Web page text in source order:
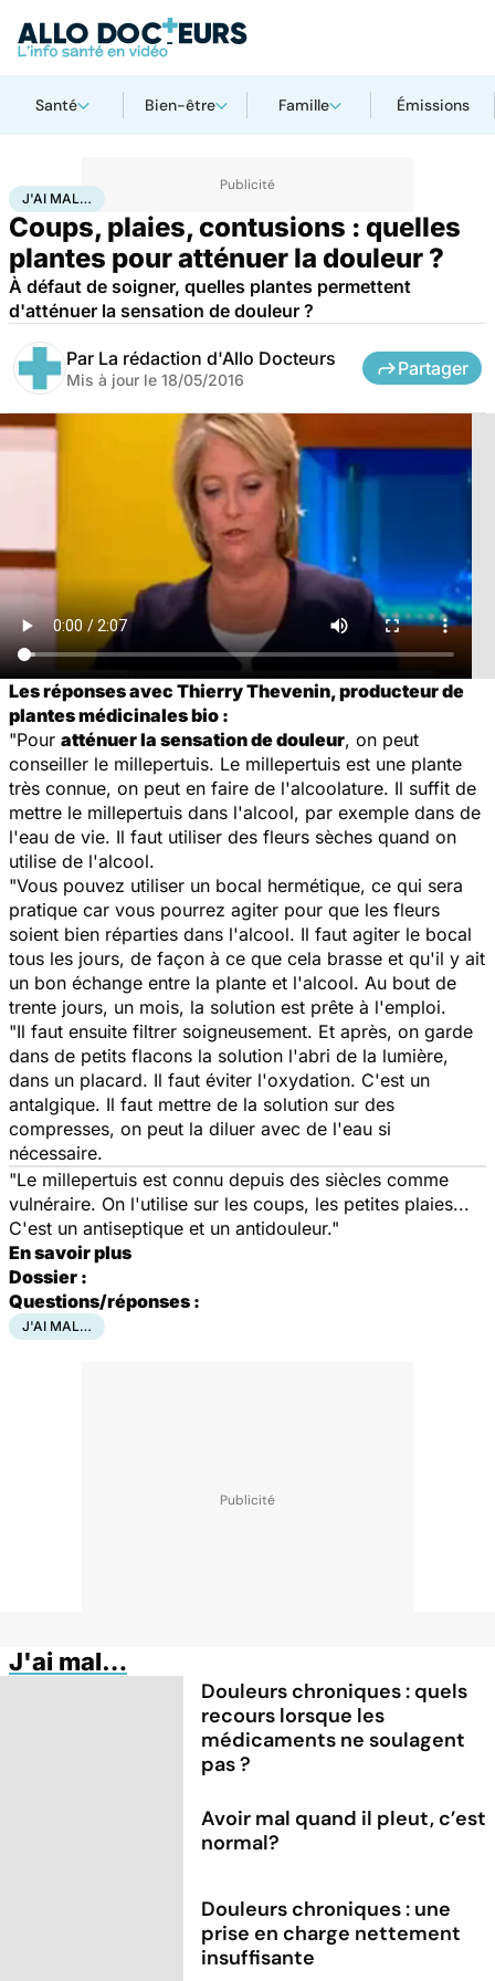
Santé Bien-être Famille Émissions
AccueilSanté Maladies
J'AI MAL…
Coups, plaies, contusions : quelles
plantes pour atténuer la douleur ?
À défaut de soigner, quelles plantes permettent
d'atténuer la sensation de douleur ?
Par La rédaction d'Allo Docteurs
Mis à jour le 18/05/2016
Partager
Les réponses avec Thierry Thevenin, producteur de
plantes médicinales bio :
"Pour atténuer la sensation de douleur, on peut
conseiller le millepertuis. Le millepertuis est une plante
très connue, on peut en faire de l'alcoolature. Il suffit de
mettre le millepertuis dans l'alcool, par exemple dans de
l'eau de vie. Il faut utiliser des fleurs sèches quand on
utilise de l'alcool.
"Vous pouvez utiliser un bocal hermétique, ce qui sera
pratique car vous pourrez agiter pour que les fleurs
soient bien réparties dans l'alcool. Il faut agiter le bocal
tous les jours, de façon à ce que cela brasse et qu'il y ait
un bon échange entre la plante et l'alcool. Au bout de
trente jours, un mois, la solution est prête à l'emploi.
"Il faut ensuite filtrer soigneusement. Et après, on garde
dans de petits flacons la solution l'abri de la lumière,
dans un placard. Il faut éviter l'oxydation. C'est un
antalgique. Il faut mettre de la solution sur des
compresses, on peut la diluer avec de l'eau si
nécessaire.
"Le millepertuis est connu depuis des siècles comme
vulnéraire. On l'utilise sur les coups, les petites plaies...
C'est un antiseptique et un antidouleur."
En savoir plus
Dossier :
Questions/réponses :
J'AI MAL…
J'ai mal…
Douleurs chroniques : quels
recours lorsque les
médicaments ne soulagent
pas ?
Avoir mal quand il pleut, c’est
normal?
Douleurs chroniques : une
prise en charge nettement
insuffisante